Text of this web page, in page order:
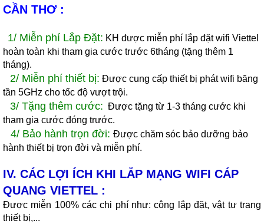
CẦN THƠ :
1/ Miễn phí Lắp Đặt: KH được miễn phí lắp đặt wifi Viettel
hoàn toàn khi tham gia cước trước 6tháng (tặng thêm 1
tháng).
2/ Miễn phí thiết bị: Được cung cấp thiết bị phát wifi băng
tần 5GHz cho tốc độ vượt trội.
3/ Tặng thêm cước: Được tặng từ 1-3 tháng cước khi
tham gia cước đóng trước.
4/ Bảo hành trọn đời: Được chăm sóc bảo dưỡng bảo
hành thiết bị trọn đời và miễn phí.
IV. CÁC LỢI ÍCH KHI LẮP MẠNG WIFI CÁP
QUANG VIETTEL :
Được miễn 100% các chi phí như: công lắp đặt, vật tư trang
thiết bị,...